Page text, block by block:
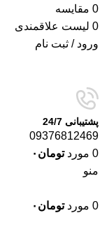
0 مقایسه
0 لیست علاقمندی
ورود / ثبت نام
پشتیبانی 24/7
09376812469
0 مورد تومان ۰
منو
0 مورد تومان ۰